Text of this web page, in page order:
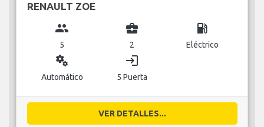
RENAULT ZOE
group
5
business_center
2
local_gas_station
Eléctrico
miscellaneous_services
Automático
login
5 Puerta
VER DETALLES...